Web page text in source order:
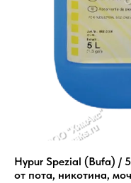
Hypur Spezial (Bufa) /
от пота, никотина,